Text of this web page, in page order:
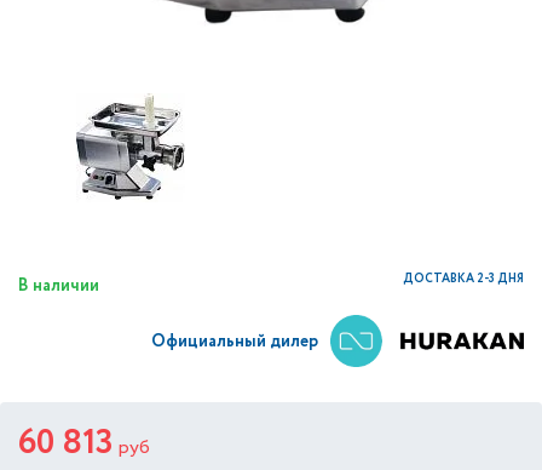
В наличии ДОСТАВКА 2-3 ДНЯ
Официальный дилер
60 813 руб